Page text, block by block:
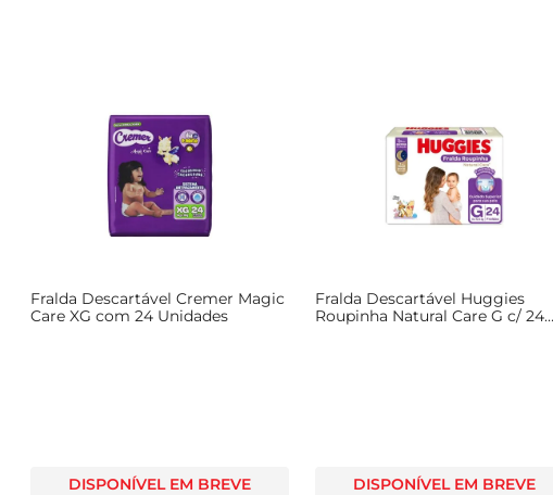
Fralda Descartável Cremer Magic
Care XG com 24 Unidades
DISPONÍVEL EM BREVE
Fralda Descartável Huggies
Roupinha Natural Care G c/ 24
DISPONÍVEL EM BREVE